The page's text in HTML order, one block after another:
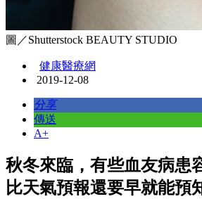
圖／Shutterstock BEAUTY STUDIO
健康醫療網
2019-12-08
分享
傳送
A+
秋冬來臨，有些血友病患
比天氣預報還要早就能預